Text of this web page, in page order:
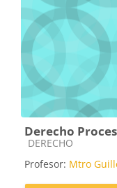
Derecho
Categoría de cursos
DERECHO
Profesor: Mtro